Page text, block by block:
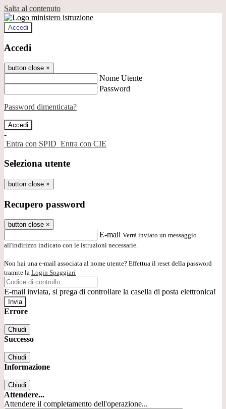
Salta al contenuto
Accedi
Accedi
button close ×
Nome Utente
Password
Password dimenticata?
-
Entra con SPID Entra con CIE
Seleziona utente
button close ×
Recupero password
button close ×
E-mail Verrà inviato un messaggio
all'indirizzo indicato con le istruzioni necessarie.
Non hai una e-mail associata al nome utente? Effettua il reset della password
tramite la Login Spaggiari
E-mail inviata, si prega di controllare la casella di posta elettronica!
Errore
Chiudi
Successo
Chiudi
Informazione
Chiudi
Attendere...
Attendere il completamento dell'operazione...